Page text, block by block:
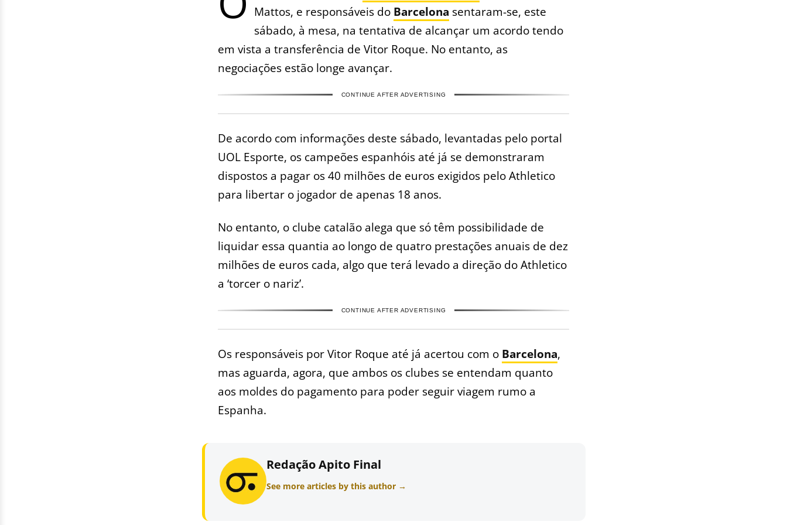
Mattos, e responsáveis do Barcelona sentaram-se, este
sábado, à mesa, na tentativa de alcançar um acordo tendo
em vista a transferência de Vitor Roque. No entanto, as
negociações estão longe avançar.
CONTINUE AFTER ADVERTISING
De acordo com informações deste sábado, levantadas pelo portal
UOL Esporte, os campeões espanhóis até já se demonstraram
dispostos a pagar os 40 milhões de euros exigidos pelo Athletico
para libertar o jogador de apenas 18 anos.
No entanto, o clube catalão alega que só têm possibilidade de
liquidar essa quantia ao longo de quatro prestações anuais de dez
milhões de euros cada, algo que terá levado a direção do Athletico
a ‘torcer o nariz’.
CONTINUE AFTER ADVERTISING
Os responsáveis por Vitor Roque até já acertou com o Barcelona,
mas aguarda, agora, que ambos os clubes se entendam quanto
aos moldes do pagamento para poder seguir viagem rumo a
Espanha.
Redação Apito Final
See more articles by this author →